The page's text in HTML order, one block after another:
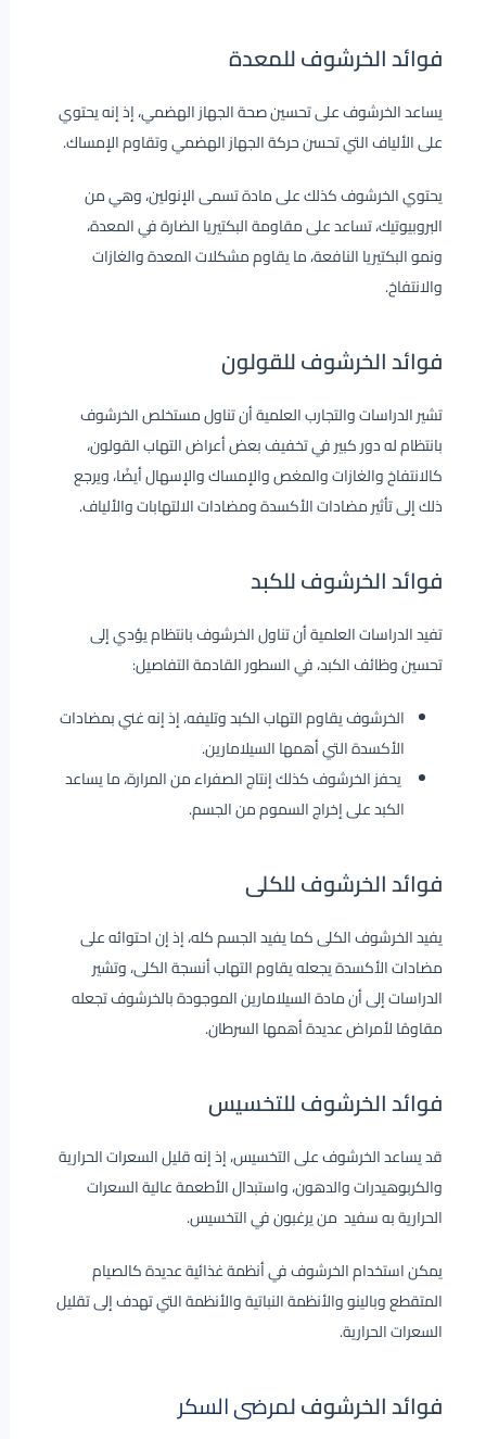
فوائد الخرشوف للمعدة
يساعد الخرشوف على تحسين صحة الجهاز الهضمي، إذ إنه يحتوي
على الألياف التي تحسن حركة الجهاز الهضمي وتقاوم الإمساك.
يحتوي الخرشوف كذلك على مادة تسمى الإنولين، وهي من
البروبيوتيك، تساعد على مقاومة البكتيريا الضارة في المعدة،
ونمو البكتيريا النافعة، ما يقاوم مشكلات المعدة والغازات
والانتفاخ.
فوائد الخرشوف للقولون
تشير الدراسات والتجارب العلمية أن تناول مستخلص الخرشوف
بانتظام له دور كبير في تخفيف بعض أعراض التهاب القولون،
كالانتفاخ والغازات والمغص والإمساك والإسهال أيضًا، ويرجع
ذلك إلى تأثير مضادات الأكسدة ومضادات الالتهابات والألياف.
فوائد الخرشوف للكبد
تفيد الدراسات العلمية أن تناول الخرشوف بانتظام يؤدي إلى
تحسين وظائف الكبد، في السطور القادمة التفاصيل:
الخرشوف يقاوم التهاب الكبد وتليفه، إذ إنه غني بمضادات
الأكسدة التي أهمها السيلامارين.
يحفز الخرشوف كذلك إنتاج الصفراء من المرارة، ما يساعد
الكبد على إخراج السموم من الجسم.
فوائد الخرشوف للكلى
يفيد الخرشوف الكلى كما يفيد الجسم كله، إذ إن احتوائه على
مضادات الأكسدة يجعله يقاوم التهاب أنسجة الكلى، وتشير
الدراسات إلى أن مادة السيلامارين الموجودة بالخرشوف تجعله
مقاومًا لأمراض عديدة أهمها السرطان.
فوائد الخرشوف للتخسيس
قد يساعد الخرشوف على التخسيس، إذ إنه قليل السعرات الحرارية
والكربوهيدرات والدهون، واستبدال الأطعمة عالية السعرات
الحرارية به سفيد من يرغبون في التخسيس.
يمكن استخدام الخرشوف في أنظمة غذائية عديدة كالصيام
المتقطع وبالينو والأنظمة النباتية والأنظمة التي تهدف إلى تقليل
السعرات الحرارية.
فوائد الخرشوف لمرضى السكر